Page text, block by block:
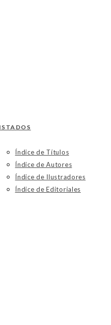
Índice de Títulos
Índice de Autores
Índice de Ilustradores
Índice de Editoriales